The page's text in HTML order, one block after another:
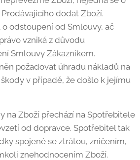
dodat Zboží.
odstoupení od Smlouvy, ač
vzniká z důvodu
Smlouvy Zákazníkem.
požadovat úhradu nákladů na
v případě, že došlo k jejímu
na Zboží přechází na Spotřebitele
od dopravce. Spotřebitel tak
spojené se ztrátou, zničením,
znehodnocením Zboží.